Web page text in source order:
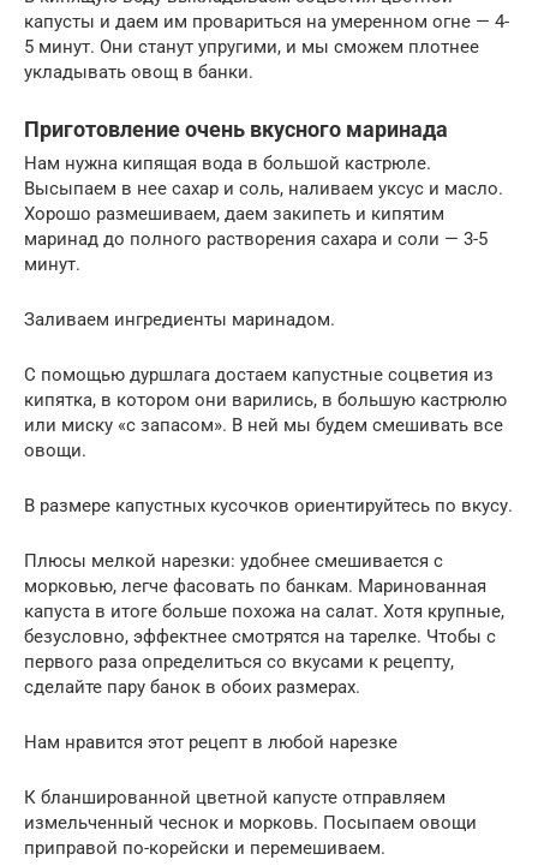
капусты и даем им провариться на умеренном огне — 4-
5 минут. Они станут упругими, и мы сможем плотнее
укладывать овощ в банки.
Приготовление очень вкусного маринада
Нам нужна кипящая вода в большой кастрюле.
Высыпаем в нее сахар и соль, наливаем уксус и масло.
Хорошо размешиваем, даем закипеть и кипятим
маринад до полного растворения сахара и соли — 3-5
минут.
Заливаем ингредиенты маринадом.
С помощью дуршлага достаем капустные соцветия из
кипятка, в котором они варились, в большую кастрюлю
или миску «с запасом». В ней мы будем смешивать все
овощи.
В размере капустных кусочков ориентируйтесь по вкусу.
Плюсы мелкой нарезки: удобнее смешивается с
морковью, легче фасовать по банкам. Маринованная
капуста в итоге больше похожа на салат. Хотя крупные,
безусловно, эффектнее смотрятся на тарелке. Чтобы с
первого раза определиться со вкусами к рецепту,
сделайте пару банок в обоих размерах.
Нам нравится этот рецепт в любой нарезке
К бланшированной цветной капусте отправляем
измельченный чеснок и морковь. Посыпаем овощи
приправой по-корейски и перемешиваем.